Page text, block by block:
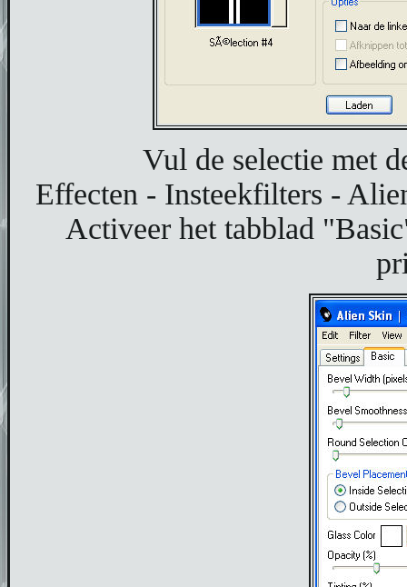
Vul de selectie met
Effecten - Insteekfilters -
Activeer het tabblad